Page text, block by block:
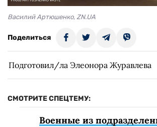
Василий Артюшенко, ZN.UA
Поделиться
Подготовил/ла Элеонора Журавлева
СМОТРИТЕ СПЕЦТЕМУ:
Военные из